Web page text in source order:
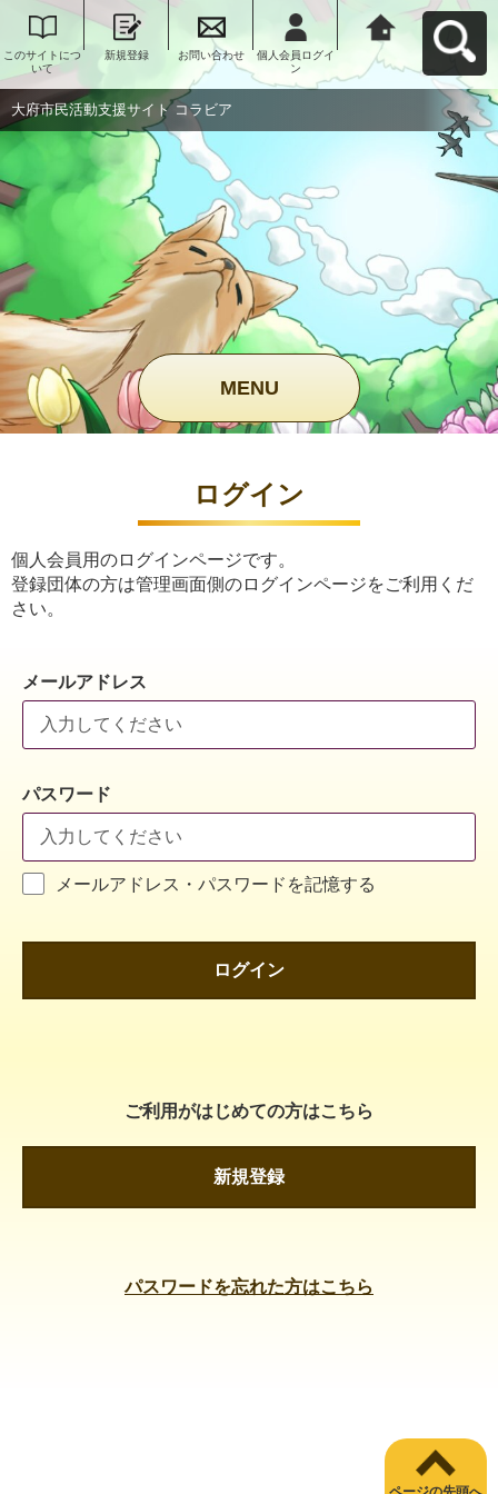
このサイトにつ
いて
新規登録 お問い合わせ
個人会員ログイ
ン
大府市民活動支
援サイト コラビ
アへ戻る
大府市民活動支援サイト コラビア
MENU
ログイン
個人会員用のログインページです。
登録団体の方は管理画面側のログインページをご利用くだ
さい。
メールアドレス
パスワード
メールアドレス・パスワードを記憶する
ログイン
ご利用がはじめての方はこちら
新規登録
パスワードを忘れた方はこちら